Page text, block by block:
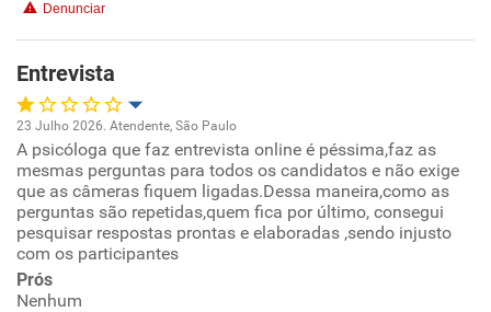
Recomenda esta empresa
Denunciar
Entrevista
Oportunidade de promoção
Ambiente de trabalho
Conciliação com a vida familiar
23 Julho 2026. Atendente, São Paulo
A psicóloga que faz entrevista online é péssima,faz as
mesmas perguntas para todos os candidatos e não exige
que as câmeras fiquem ligadas.Dessa maneira,como as
perguntas são repetidas,quem fica por último, consegui
pesquisar respostas prontas e elaboradas ,sendo injusto
com os participantes
Prós
Nenhum